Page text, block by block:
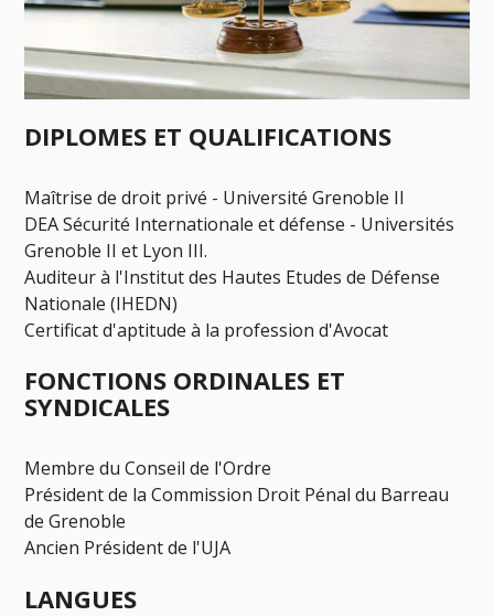
DIPLOMES ET QUALIFICATIONS
Maîtrise de droit privé - Université Grenoble II
DEA Sécurité Internationale et défense - Universités
Grenoble II et Lyon III.
Auditeur à l'Institut des Hautes Etudes de Défense
Nationale (IHEDN)
Certificat d'aptitude à la profession d'Avocat
FONCTIONS ORDINALES ET
SYNDICALES
Membre du Conseil de l'Ordre
Président de la Commission Droit Pénal du Barreau
de Grenoble
Ancien Président de l'UJA
LANGUES